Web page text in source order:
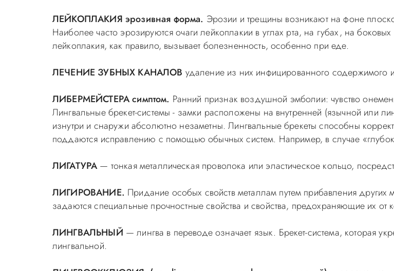
ЛЕЙКОПЛАКИЯ эрозивная форма. Эрозии и трещины возникают на фоне
Наиболее часто эрозируются очаги лейкоплакии в углах рта, на губах, на
лейкоплакия, как правило, вызывает болезненность, особенно при еде.
ЛЕЧЕНИЕ ЗУБНЫХ КАНАЛОВ удаление из них инфицированного
ЛИБЕРМЕЙСТЕРА симптом. Ранний признак воздушной эмболии: чувство
Лингвальные брекет-системы - замки расположены на внутренней (язычной или
изнутри и снаружи абсолютно незаметны. Лингвальные брекеты способны
поддаются исправлению с помощью обычных систем. Например, в случае
ЛИГАТУРА— тонкая металлическая проволока или эластическое кольцо,
ЛИГИРОВАНИЕ. Придание особых свойств металлам путем прибавления
задаются специальные прочностные свойства и свойства, предохраняющие их от
ЛИНГВАЛЬНЫЙ — лингва в переводе означает язык. Брекет-система, которая
лингвальной.